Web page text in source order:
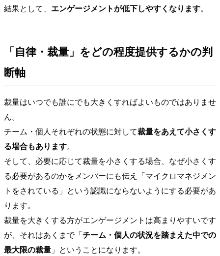
結果として、 エンゲージメントが低下しやすくなります。
「自律・裁量」をどの程度提供するかの判
断軸
裁量はいつでも誰にでも大きくすればよいものではありませ
ん。
チーム・個人それぞれの状態に対して裁量をあえて小さくす
る場合もあります。
そして、必要に応じて裁量を小さくする場合、なぜ小さくす
る必要があるのかをメンバーにも伝え「マイクロマネジメン
トをされている」という認識にならないようにする必要があ
ります。
裁量を大きくする方がエンゲージメントは高まりやすいです
が、それはあくまで「チーム・個人の状況を踏まえた中での
最大限の裁量 」ということになります。